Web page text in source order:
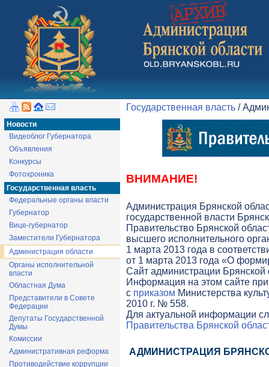
Новости
Видеоблог Губернатора
Объявления
Конкурсы
Фотохроника
Государственная власть
Федеральные органы власти
Губернатор
Вице-губернатор
Заместители Губернатора
Администрация области
Органы исполнительной
власти
Областная Дума
Представители в Совете
Федерации
Депутаты Государственной
Думы
Комиссии
Административная реформа
Противодействие коррупции
Государственная власть /
ВНИМАНИЕ!
Администрация Брянской
государственной власти
Правительство Брянской
высшего исполнительного
1 марта 2013 года в
от 1 марта 2013 года «О
Cайт администрации Брянской
Информация на этом сайте
с приказом Министерства
2010 г. № 558.
Для актуальной информации
Правительства Брянской
АДМИНИСТРАЦИЯ